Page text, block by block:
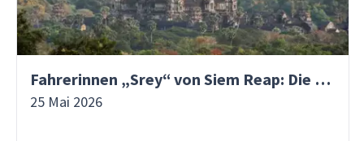
Fahrerinnen „Srey“ von Siem Reap: Die Frauen, die den Wandel in Kambodscha vorantreiben | Asiaventura
25 Mai 2026